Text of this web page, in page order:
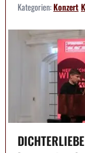
Kategorien:Konzert